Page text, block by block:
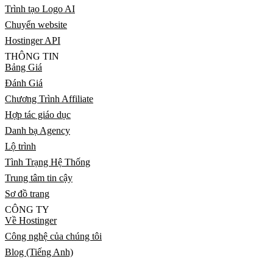
Trình tạo Logo AI
Chuyển website
Hostinger API
THÔNG TIN
Bảng Giá
Đánh Giá
Chương Trình Affiliate
Hợp tác giáo dục
Danh bạ Agency
Lộ trình
Tình Trạng Hệ Thống
Trung tâm tin cậy
Sơ đồ trang
CÔNG TY
Về Hostinger
Công nghệ của chúng tôi
Blog (Tiếng Anh)